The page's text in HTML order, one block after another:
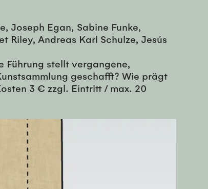
Joseph Egan, Sabine Funke,
Riley, Andreas Karl Schulze, Jesús
Führung stellt vergangene,
geschafft? Wie prägt
3 € zzgl. Eintritt / max. 20